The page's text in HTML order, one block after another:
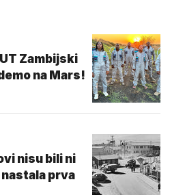
Zambijski
na Mars!
nisu bili ni
prva